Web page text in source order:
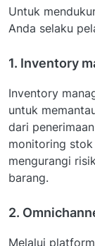
Untuk
Anda selaku
1. Inventory
Inventory
untuk
dari
monitoring stok
mengurangi
barang.
2.
Melalui